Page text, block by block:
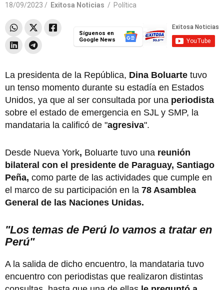
18/09/2023 / Exitosa Noticias / Política
Síguenos en
Google News
La presidenta de la República, Dina Boluarte tuvo
un tenso momento durante su estadía en Estados
Unidos, ya que al ser consultada por una periodista
sobre el estado de emergencia en SJL y SMP, la
mandataria la calificó de "agresiva".
Desde Nueva York, Boluarte tuvo una reunión
bilateral con el presidente de Paraguay, Santiago
Peña, como parte de las actividades que cumple en
el marco de su participación en la 78 Asamblea
General de las Naciones Unidas.
"Los temas de Perú lo vamos a tratar en
Perú"
A la salida de dicho encuentro, la mandataria tuvo
encuentro con periodistas que realizaron distintas